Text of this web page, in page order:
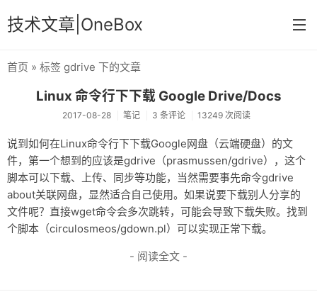
技术文章|OneBox
记事
笔记
文章归档
关于
首页 » 标签 gdrive 下的文章
Linux 命令行下下载 Google Drive/Docs
2017-08-28 笔记 3 条评论 13249 次阅读
说到如何在Linux命令行下下载Google网盘（云端硬盘）的文
件，第一个想到的应该是gdrive（prasmussen/gdrive），这个
脚本可以下载、上传、同步等功能，当然需要事先命令gdrive
about关联网盘，显然适合自己使用。如果说要下载别人分享的
文件呢？直接wget命令会多次跳转，可能会导致下载失败。找到
个脚本（circulosmeos/gdown.pl）可以实现正常下载。
- 阅读全文 -